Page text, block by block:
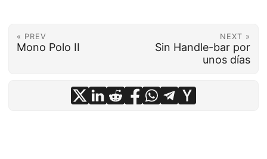
« PREV
Mono Polo II
NEXT »
Sin Handle-bar por
unos días